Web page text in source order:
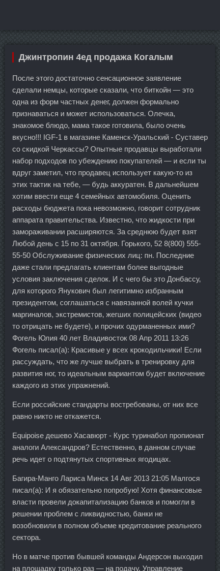
Джинтропин 4ед продажа Когалым
После этого достаточно сенсационное заявление
сделали немцы, которые сказали, что биткойн — это
одна из форм частных денег, должен формально
признаваться и может использоваться. Олечка,
знакомое блюдо, мама такое готовила, было очень
вкусно!!! IGF-1 в магазине Каменск-Уральский - Суставер
со скидкой Черкассы? Опытные продавцы выработали
набор подходов по убеждению покупателей — и если ты
вдруг заметил, что продавец использует какую-то из
этих тактик на тебе, — будь аккуратен. В дальнейшем
хотим ввести еще 4 семейных автомобиля. Оценить
расходы бюджета пока невозможно, говорит сотрудник
аппарата правительства. Известно, что жидкости при
замораживании расширяются. За среднюю будет взят
Любой день с 15 по 31 октября. Горького, 52 8(800) 555-
55-50 Обслуживание физических лиц: пн. Последние
даже стали предлагать клиентам более выгодные
условия заключения сделок. И с чего бы это Донбассу,
для которого Янукович был легитимно избранным
президентом, соглашаться с навязанной волей кучки
маргиналов, экстремистов, жегших полицейских (видео
то отрицать не будете), и прочих одурманенных ими?
Фогель Юлия 40 лет Владивосток 08 Апр 2011 13:26
Фогель писал(а): Красивые у всех крокодильчики! Если
рассуждать, что же лучше выбрать в тренировку для
развития ног, то идеальным вариантом будет включение
каждого из этих упражнений.
Если российские стандарты востребованы, от них все
равно никто не откажется.
Equipoise дешево Хасавюрт - Курс туринабол пропионат
аналоги Александров? Естественно, в данном случае
речь идет о подтянутых спортивных ягодицах.
Багира-Манго Лариса Минск 14 Авг 2013 21:05 Малгося
писал(а): И я обязательно попробую! Хотя финансовые
власти провели докапитализацию банков и помогли в
решении проблем с ликвидностью, банки не
возобновили в полном объеме кредитование реального
сектора.
Но в матче против бывшей команды Андерсон выходил
на площадку только раз — на подачу. Управление